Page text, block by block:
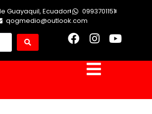
Guayaquil, Ecuador
0993701151
qogmedio@outlook.com